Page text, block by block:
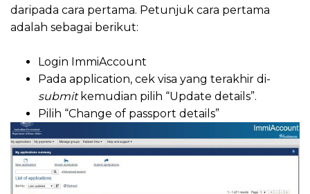
daripada cara pertama. Petunjuk cara pertama
adalah sebagai berikut:
Login ImmiAccount
Pada application, cek visa yang terakhir di-
submitkemudian pilih “Update details”.
Pilih “Change of passport details”